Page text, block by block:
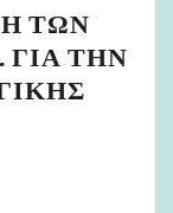
ΤΩΝ
ΤΗΝ